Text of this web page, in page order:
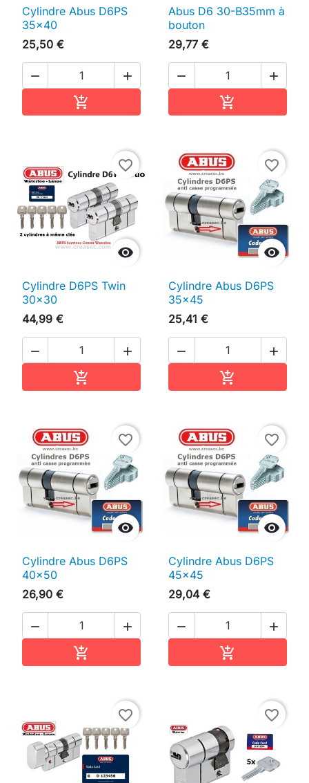
Cylindre Abus D6PS
35x40
25,50 €
 

Abus D6 30-B35mm à
bouton
29,77 €
 


favorite_border
Cylindre D6PS Twin
30x30
44,99 €
 


favorite_border
Cylindre Abus D6PS
35x45
25,41 €
 


favorite_border
Cylindre Abus D6PS
40x50
26,90 €
 


favorite_border
Cylindre Abus D6PS
45x45
29,04 €
 

favorite_border favorite_border